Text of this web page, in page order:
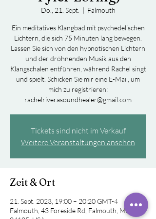
Do., 21. Sept.
  |
Falmouth
Ein meditatives Klangbad mit psychedelischen
Lichtern, die sich 75 Minuten lang bewegen.
Lassen Sie sich von den hypnotischen Lichtern
und der dröhnenden Musik aus den
Klangschalen entführen, während Rachel singt
und spielt. Schicken Sie mir eine E-Mail, um
mich zu registrieren:
rachelriverasoundhealer@gmail.com
Tickets sind nicht im Verkauf
Weitere Veranstaltungen ansehen
Zeit & Ort
21. Sept. 2023, 19:00 – 20:20 GMT-4
Falmouth, 43 Foreside Rd, Falmouth, ME